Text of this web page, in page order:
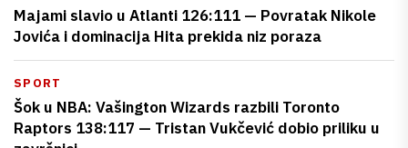
Majami slavio u Atlanti 126:111 — Povratak Nikole
Jovića i dominacija Hita prekida niz poraza
SPORT
Šok u NBA: Vašington Wizards razbili Toronto
Raptors 138:117 — Tristan Vukčević dobio priliku u